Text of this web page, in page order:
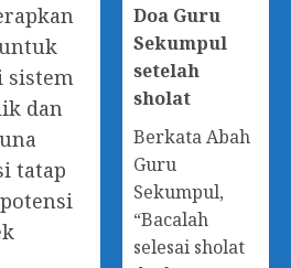
sistem
dan
tatap
Doa Guru
Sekumpul
setelah
sholat
Berkata Abah
Guru
Sekumpul,
“Bacalah
selesai sholat